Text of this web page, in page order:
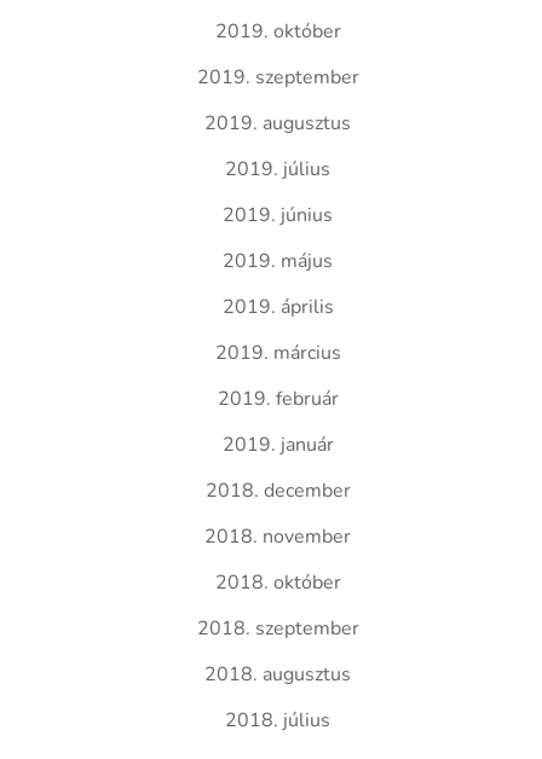
2019. október
2019. szeptember
2019. augusztus
2019. július
2019. június
2019. május
2019. április
2019. március
2019. február
2019. január
2018. december
2018. november
2018. október
2018. szeptember
2018. augusztus
2018. július